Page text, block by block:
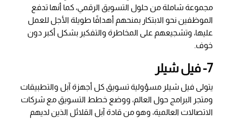
مجموعة شاملة من حلول التسويق الرقمي، كما أنها تدفع
الموظفين نحو الابتكار بمنحهم أهدافًا طويلة الأجل للعمل
عليها، وتشجيعهم على المخاطرة والتفكير بشكل أكبر دون
خوف.
7- فيل شيلر
يتولى فيل شيلر مسؤولية تسويق كل أجهزة آبل والتطبيقات
ومتجر البرامج حول العالم، ووضع خطط التسويق مع شركات
الاتصالات العالمية، وهو من قادة آبل القلائل الذين لديهم